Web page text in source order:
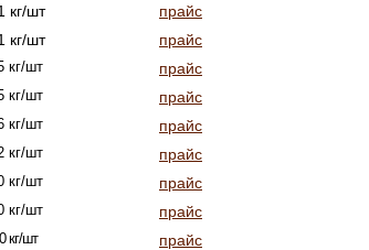
кг/шт
прайс
кг/шт
прайс
кг/шт
прайс
кг/шт
прайс
кг/шт
прайс
кг/шт
прайс
кг/шт
прайс
кг/шт
прайс
кг/шт
прайс